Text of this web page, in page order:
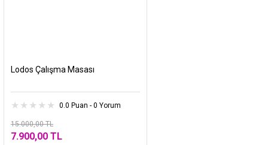
Lodos Çalışma Masası
0.0 Puan - 0 Yorum
15.000,00 TL
7.900,00 TL